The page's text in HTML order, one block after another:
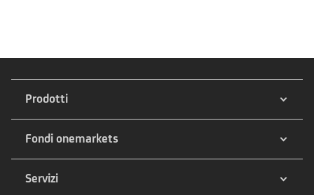
Prodotti
Fondi onemarkets
Servizi